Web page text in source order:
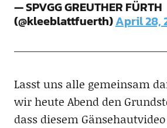
— SPVGG GREUTHER FÜRTH
(@kleeblattfuerth)April 28,
Lasst uns alle gemeinsam
wir heute Abend den
dass diesem